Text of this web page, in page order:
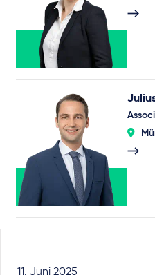
11. Juni 2025